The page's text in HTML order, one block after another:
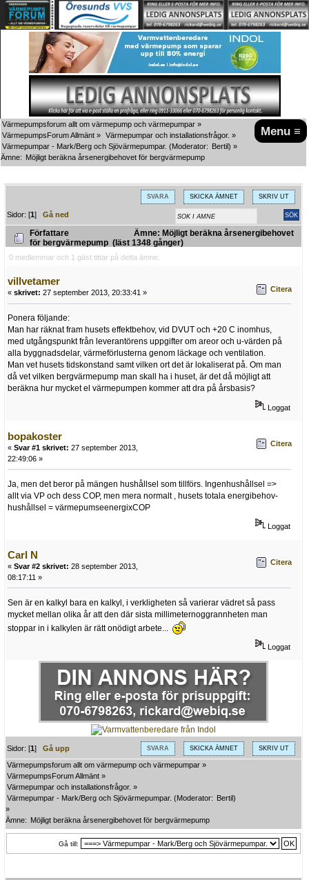
Menu ≡
Värmepumpsforum allt om värmepump och värmepumpar »
VärmepumpsForum Allmänt » Värmepumpar och installationsfrågor. »
Värmepumpar - Mark/Berg och Sjövärmepumpar. (Moderator: Bertil) »
Ämne: Möjligt beräkna årsenergibehovet för bergvärmepump
SVARA SKICKA ÄMNET SKRIV UT
Sidor: [1]Gå ned
Författare
Ämne: Möjligt beräkna årsenergibehovet
för bergvärmepump (läst 1348 gånger)
0 medlemmar och 1 gäst tittar på detta ämne.
villvetamer
« skrivet: 27 september 2013, 20:33:41 » Citera
Ponera följande:
Man har räknat fram husets effektbehov, vid DVUT och +20 C inomhus,
med utgångspunkt från leverantörens uppgifter om areor och u-värden på
alla byggnadsdelar, värmeförlusterna genom läckage och ventilation.
Man vet husets tidskonstand samt vilken ort det är lokaliserat på. Om man
då vet vilken bergvärmepump man skall ha i huset, är det då möjligt att
beräkna hur mycket el värmepumpen kommer att dra på årsbasis?
Loggat
bopakoster
« Svar #1 skrivet: 27 september 2013,
22:49:06 »
Citera
Ja, men det beror på mängen hushållsel som tillförs. Ingenhushållsel =>
allt via VP och dess COP, men mera normalt , husets totala energibehov-
hushållsel = värmepumseenergixCOP
Loggat
Carl N
« Svar #2 skrivet: 28 september 2013,
08:17:11 »
Citera
Sen är en kalkyl bara en kalkyl, i verkligheten så varierar vädret så pass
mycket mellan olika år att den där sista millimeternoggrannheten man
stoppar in i kalkylen är rätt onödigt arbete...
Loggat
SVARA SKICKA ÄMNET SKRIV UT
Sidor: [1]Gå upp
Värmepumpsforum allt om värmepump och värmepumpar »
VärmepumpsForum Allmänt »
Värmepumpar och installationsfrågor. »
Värmepumpar - Mark/Berg och Sjövärmepumpar. (Moderator: Bertil)
»
Ämne: Möjligt beräkna årsenergibehovet för bergvärmepump
Gå till: